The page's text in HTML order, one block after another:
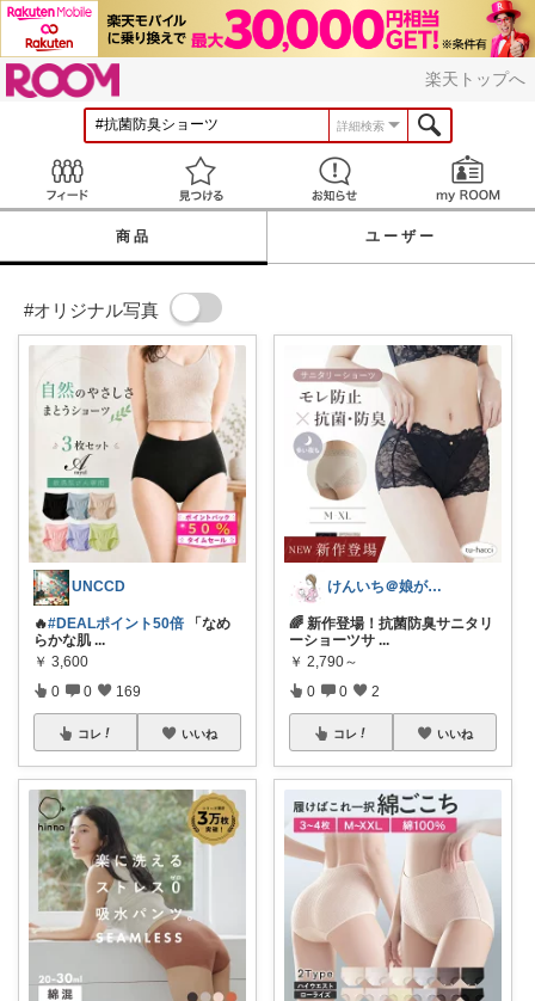
楽天トップへ
詳細検索
見つける お知らせ
商品 ユーザー
#オリジナル写真
UNCCD
🔥#DEALポイント50倍 「なめ
らかな肌 ...
￥ 3,600
0 0 169
コレ いいね
けんいち＠娘が喜んだマタニティ用品
🌈 新作登場！抗菌防臭サニタリ
ーショーツサ ...
￥ 2,790～
0 0 2
コレ いいね